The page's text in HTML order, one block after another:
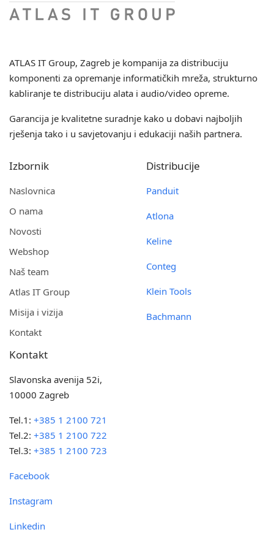
ATLAS IT Group, Zagreb je kompanija za distribuciju
komponenti za opremanje informatičkih mreža, strukturno
kabliranje te distribuciju alata i audio/video opreme.
Garancija je kvalitetne suradnje kako u dobavi najboljih
rješenja tako i u savjetovanju i edukaciji naših partnera.
Izbornik
Naslovnica
O nama
Novosti
Webshop
Naš team
Atlas IT Group
Misija i vizija
Kontakt
Distribucije
Panduit
Atlona
Keline
Conteg
Klein Tools
Bachmann
Kontakt
Slavonska avenija 52i,
10000 Zagreb
Tel.1:+385 1 2100 721
Tel.2:+385 1 2100 722
Tel.3:+385 1 2100 723
Facebook
Instagram
Linkedin